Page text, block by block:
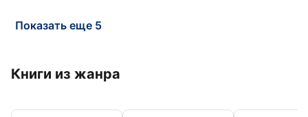
Показать еще 5
Книги из жанра